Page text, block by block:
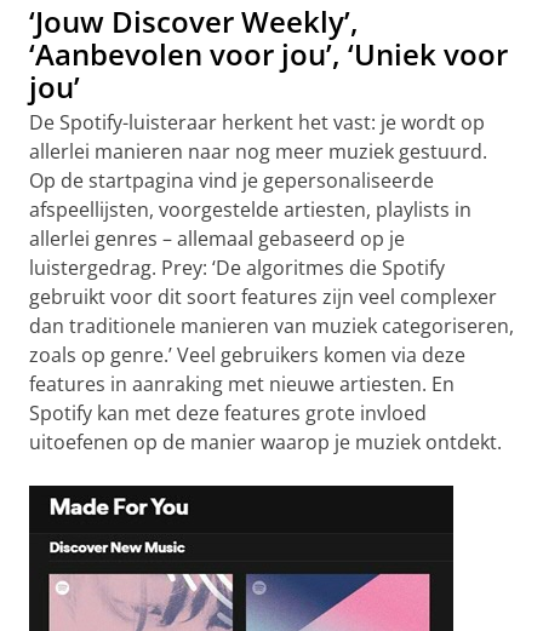
‘Jouw Discover Weekly’,
‘Aanbevolen voor jou’, ‘Uniek voor
jou’
De Spotify-luisteraar herkent het vast: je wordt op
allerlei manieren naar nog meer muziek gestuurd.
Op de startpagina vind je gepersonaliseerde
afspeellijsten, voorgestelde artiesten, playlists in
allerlei genres – allemaal gebaseerd op je
luistergedrag. Prey: ‘De algoritmes die Spotify
gebruikt voor dit soort features zijn veel complexer
dan traditionele manieren van muziek categoriseren,
zoals op genre.’ Veel gebruikers komen via deze
features in aanraking met nieuwe artiesten. En
Spotify kan met deze features grote invloed
uitoefenen op de manier waarop je muziek ontdekt.